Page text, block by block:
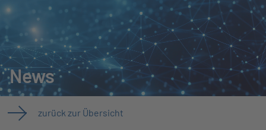
News
zurück zur Übersicht